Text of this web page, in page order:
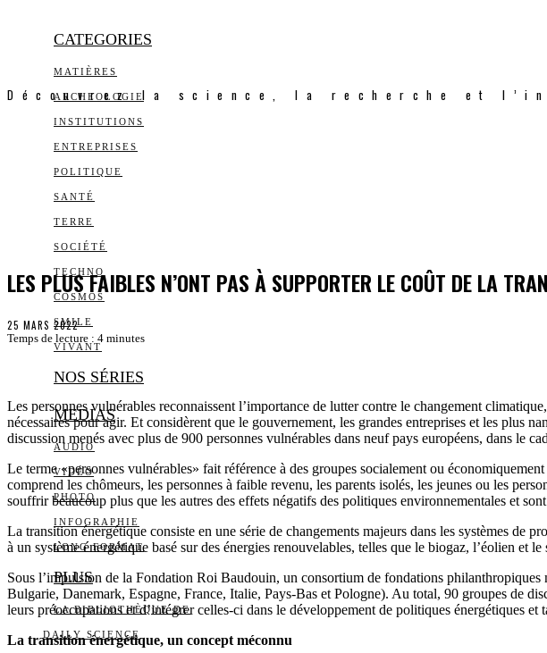
CATEGORIES
MATIÈRES
ARCHEOLOGIE
INSTITUTIONS
ENTREPRISES
POLITIQUE
SANTÉ
TERRE
SOCIÉTÉ
TECHNO
COSMOS
SMILE
VIVANT
NOS SÉRIES
MEDIAS
AUDIO
VIDÉO
PHOTO
INFOGRAPHIE
LONG FORMAT
PLUS
LA BIBLIOTHÈQUE DE
DAILY SCIENCE
Découvrez la science, la recherche et
LES PLUS FAIBLES N’ONT PAS À SUPPORTER LE COÛT DE LA
25 MARS 2022
Temps de lecture : 4 minutes
Les personnes vulnérables reconnaissent l’importance de lutter contre le changement
nécessaires pour agir. Et considèrent que le gouvernement, les grandes entreprises et les plus
discussion menés avec plus de 900 personnes vulnérables dans neuf pays européens, dans le
Le terme «personnes vulnérables» fait référence à des groupes socialement ou
comprend les chômeurs, les personnes à faible revenu, les parents isolés, les jeunes ou les
souffrir beaucoup plus que les autres des effets négatifs des politiques environnementales et
La transition énergétique consiste en une série de changements majeurs dans les systèmes
à un système énergétique basé sur des énergies renouvelables, telles que le biogaz, l’éolien et le
Sous l’impulsion de la Fondation Roi Baudouin, un consortium de fondations
Bulgarie, Danemark, Espagne, France, Italie, Pays-Bas et Pologne). Au total, 90 groupes de
leurs préoccupations et d’intégrer celles-ci dans le développement de politiques énergétiques et
La transition énergétique, un concept méconnu